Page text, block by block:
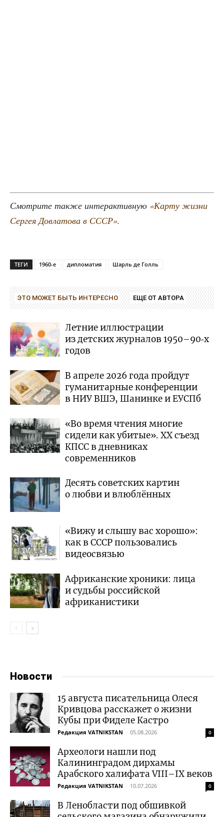
Смот­ри­те так­же интер­ак­тив­ную «Кар­ту жиз­ни
Сер­гея Довла­то­ва в СССР».
ТЕГИ 1960-е дипломатия Шарль де Голль
ЭТО МОЖЕТ БЫТЬ ИНТЕРЕСНО ЕЩЕ ОТ АВТОРА
Летние иллюстрации
из детских журналов 1950–90‑х
годов
В апреле 2026 года пройдут
гуманитарные конференции
в НИУ ВШЭ, Шанинке и ЕУСПб
«Во время чтения многие
сидели как убитые». ХХ съезд
КПСС в дневниках
современников
Десять советских картин
о любви и влюблённых
«Вижу и слышу вас хорошо»:
как в СССР пользовались
видеосвязью
Африканские хроники: лица
и судьбы российской
африканистики
Новости
15 августа писательница Олеся
Кривцова расскажет о жизни
Кубы при Фиделе Кастро
Редакция VATNIKSTAN - 05.08.2026 0
Археологи нашли под
Калининградом дирхамы
Арабского халифата VIII–IX веков
Редакция VATNIKSTAN - 10.07.2026 0
В Ленобласти под обшивкой